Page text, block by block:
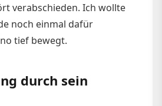
verabschieden. Ich wollte
noch einmal dafür
tief bewegt.
durch sein